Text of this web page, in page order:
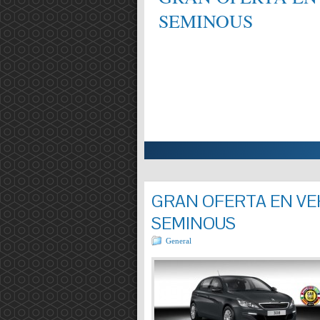
EN MECÀNICA,
Entrada completa »
SEMINOUS
GRAN OFERTA EN
SEMINOUS
General